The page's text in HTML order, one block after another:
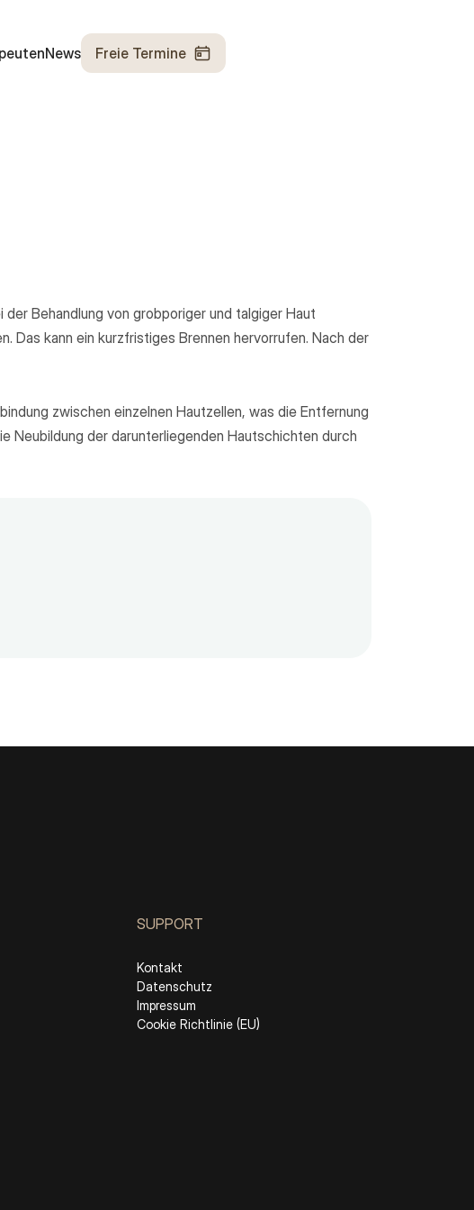
News Freie Termine
Behandlung von grobporiger und talgiger Haut
Das kann ein kurzfristiges Brennen hervorrufen. Nach der
zwischen einzelnen Hautzellen, was die Entfernung
Neubildung der darunterliegenden Hautschichten durch
SUPPORT
Kontakt
Datenschutz
Impressum
Cookie Richtlinie (EU)